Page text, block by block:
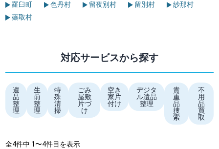
羅臼町
色丹村 留夜別村 留別村
紗那村
蘂取村
対応サービスから探す
遺
品
整
理
生
前
整
理
特
殊
清
掃
ごみ
屋敷
片づ
け
空き
家片
付け
デジタ
ル遺品
整理
貴
重
品
捜
索
不
用
品
買
取
全4件中 1〜4件目を表示